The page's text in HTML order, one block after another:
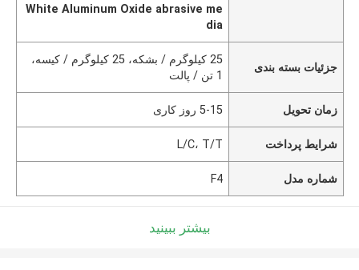
White Aluminum Oxide abrasive me
dia
جزئیات بسته بندی
25 کیلوگرم / بشکه، 25 کیلوگرم / کیسه،
1 تن / پالت
زمان تحویل 5-15 روز کاری
شرایط پرداخت L/C، T/T
شماره مدل F4
بیشتر ببینید